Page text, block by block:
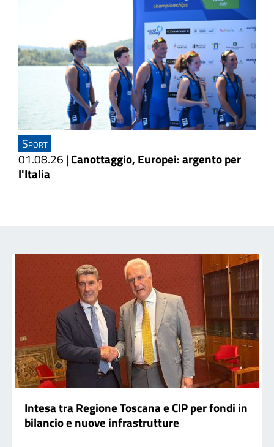
Sport
01.08.26 |Canottaggio, Europei: argento per
l'Italia
Intesa tra Regione Toscana e CIP per fondi in
bilancio e nuove infrastrutture